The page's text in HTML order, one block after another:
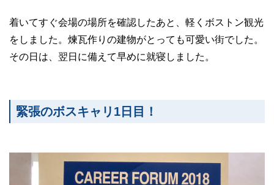
着いてすぐ会場の場所を確認したあと、軽くボストン観光
をしました。煉瓦作りの建物がとっても可愛い街でした。
その日は、翌日に備えて早めに就寝しました。
緊張のボスキャリ1日目！